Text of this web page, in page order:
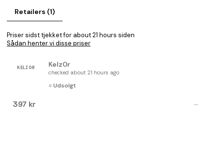
Retailers (1)
Priser sidst tjekket for about 21 hours siden
Sådan henter vi disse priser
KELZ0R Kelz0r
checked about 21 hours ago
○ Udsolgt
397 kr —